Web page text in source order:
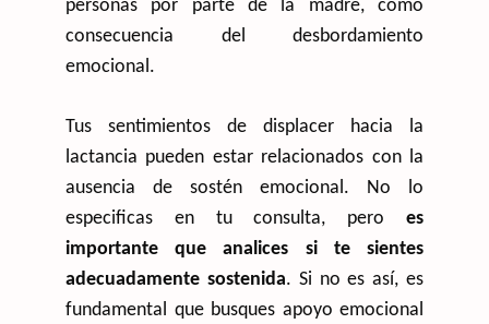
personas por parte de la madre, como
consecuencia del desbordamiento
emocional.
Tus sentimientos de displacer hacia la
lactancia pueden estar relacionados con la
ausencia de sostén emocional. No lo
especificas en tu consulta, pero es
importante que analices si te sientes
adecuadamente sostenida. Si no es así, es
fundamental que busques apoyo emocional